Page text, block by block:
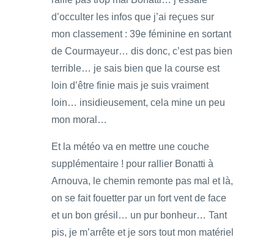
d’occulter les infos que j’ai reçues sur
mon classement : 39e féminine en sortant
de Courmayeur… dis donc, c’est pas bien
terrible… je sais bien que la course est
loin d’être finie mais je suis vraiment
loin… insidieusement, cela mine un peu
mon moral…
Et la météo va en mettre une couche
supplémentaire ! pour rallier Bonatti à
Arnouva, le chemin remonte pas mal et là,
on se fait fouetter par un fort vent de face
et un bon grésil… un pur bonheur… Tant
pis, je m’arrête et je sors tout mon matériel